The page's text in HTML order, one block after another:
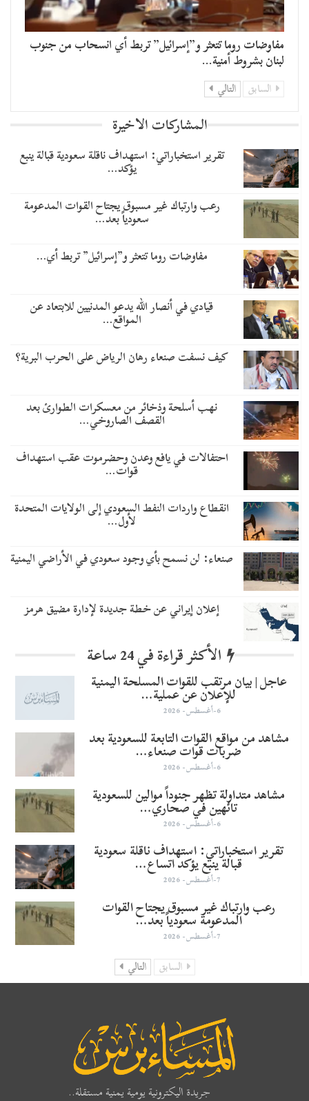
مفاوضات روما تتعثر و”إسرائيل” تربط أي انسحاب من جنوب
لبنان بشروط أمنية…
السابق التالي
المشاركات الاخيرة
تقرير استخباراتي: استهداف ناقلة سعودية قبالة ينبع
يؤكد…
رعب وارتباك غير مسبوق يجتاح القوات المدعومة
سعودياً بعد…
مفاوضات روما تتعثر و”إسرائيل” تربط أي…
قيادي في أنصار الله يدعو المدنيين للابتعاد عن
المواقع…
كيف نسفت صنعاء رهان الرياض على الحرب البرية؟
نهب أسلحة وذخائر من معسكرات الطوارئ بعد
القصف الصاروخي…
احتفالات في يافع وعدن وحضرموت عقب استهداف
قوات…
انقطاع واردات النفط السعودي إلى الولايات المتحدة
لأول…
صنعاء: لن نسمح بأي وجود سعودي في الأراضي اليمنية
إعلان إيراني عن خطة جديدة لإدارة مضيق هرمز
الأكثر قراءة في 24 ساعة
عاجل | بيان مرتقب للقوات المسلحة اليمنية
للإعلان عن عملية…
6-أغسطس- 2026
مشاهد من مواقع القوات التابعة للسعودية بعد
ضربات قوات صنعاء…
6-أغسطس- 2026
مشاهد متداولة تظهر جنوداً موالين للسعودية
تائهين في صحاري…
6-أغسطس- 2026
تقرير استخباراتي: استهداف ناقلة سعودية
قبالة ينبع يؤكد اتساع…
7-أغسطس- 2026
رعب وارتباك غير مسبوق يجتاح القوات
المدعومة سعودياً بعد…
7-أغسطس- 2026
السابق التالي
جريدة اليكترونية يومية يمنية مستقلة..